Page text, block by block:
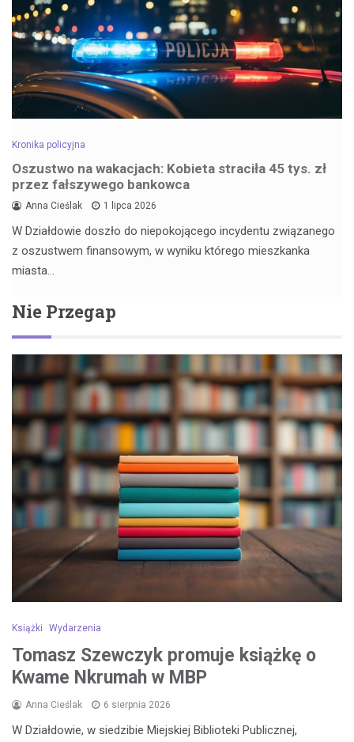
Kronika policyjna
Oszustwo na wakacjach: Kobieta straciła 45 tys. zł
przez fałszywego bankowca
Anna Cieślak 1 lipca 2026
W Działdowie doszło do niepokojącego incydentu związanego
z oszustwem finansowym, w wyniku którego mieszkanka
miasta…
Nie Przegap
Książki Wydarzenia
Tomasz Szewczyk promuje książkę o
Kwame Nkrumah w MBP
Anna Cieślak 6 sierpnia 2026
W Działdowie, w siedzibie Miejskiej Biblioteki Publicznej,